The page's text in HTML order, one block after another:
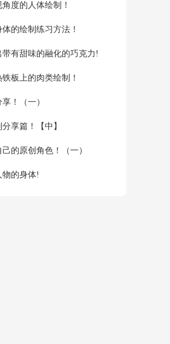
度的人体绘制！
体的绘制练习方法！
有甜味的融化的巧克力!
板上的肉类绘制！
！（一）
享篇！【中】
的原创角色！（一）
物的身体!